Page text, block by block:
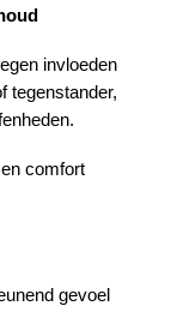
invloeden
tegenstander,
comfort
gevoel